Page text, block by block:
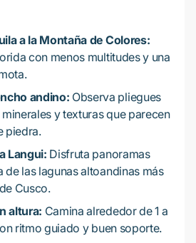
a la Montaña de Colores:
con menos multitudes y una
andino: Observa pliegues
y texturas que parecen
piedra.
Langui: Disfruta panoramas
de las lagunas altoandinas más
Cusco.
altura: Camina alrededor de 1 a
ritmo guiado y buen soporte.